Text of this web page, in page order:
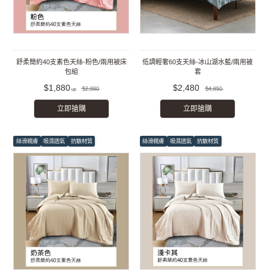
舒柔簡約40支素色天絲-粉色/兩用被床
包組
$1,880 $2,880
立即搶購
低調輕奢60支天絲-冰山湖水藍/兩用被
套
$2,480 $4,850
立即搶購
絲滑親膚 吸濕透氣 抗敏材質 絲滑親膚 吸濕透氣 抗敏材質